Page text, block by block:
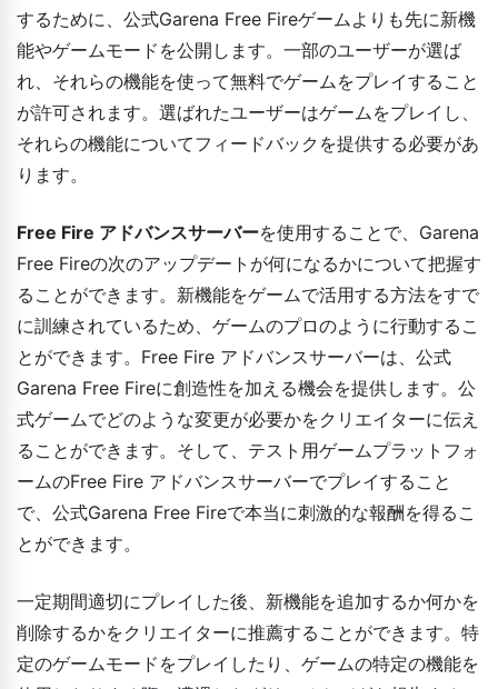
するために、公式Garena Free Fireゲームよりも先に新機
能やゲームモードを公開します。一部のユーザーが選ば
れ、それらの機能を使って無料でゲームをプレイすること
が許可されます。選ばれたユーザーはゲームをプレイし、
それらの機能についてフィードバックを提供する必要があ
ります。
Free Fire アドバンスサーバーを使用することで、Garena
Free Fireの次のアップデートが何になるかについて把握す
ることができます。新機能をゲームで活用する方法をすで
に訓練されているため、ゲームのプロのように行動するこ
とができます。Free Fire アドバンスサーバーは、公式
Garena Free Fireに創造性を加える機会を提供します。公
式ゲームでどのような変更が必要かをクリエイターに伝え
ることができます。そして、テスト用ゲームプラットフォ
ームのFree Fire アドバンスサーバーでプレイすること
で、公式Garena Free Fireで本当に刺激的な報酬を得るこ
とができます。
一定期間適切にプレイした後、新機能を追加するか何かを
削除するかをクリエイターに推薦することができます。特
定のゲームモードをプレイしたり、ゲームの特定の機能を